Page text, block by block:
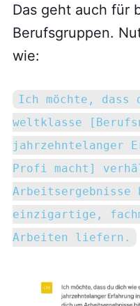
Das geht auch für
Berufsgruppen.
wie:
Ich möchte, dass
weltklasse
jahrzehntelanger
Profi macht]
Arbeitsergebnisse
einzigartige,
Arbeiten liefern.